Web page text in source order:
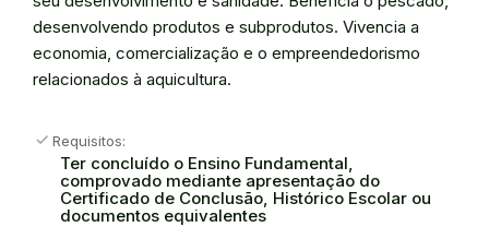
desenvolvendo produtos e subprodutos. Vivencia a
economia, comercialização e o empreendedorismo
relacionados à aquicultura.
check Requisitos:
Ter concluído o Ensino Fundamental,
comprovado mediante apresentação do
Certificado de Conclusão, Histórico Escolar ou
documentos equivalentes